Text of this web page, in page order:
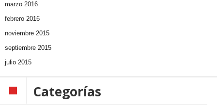
marzo 2016
febrero 2016
noviembre 2015
septiembre 2015
julio 2015
Categorías